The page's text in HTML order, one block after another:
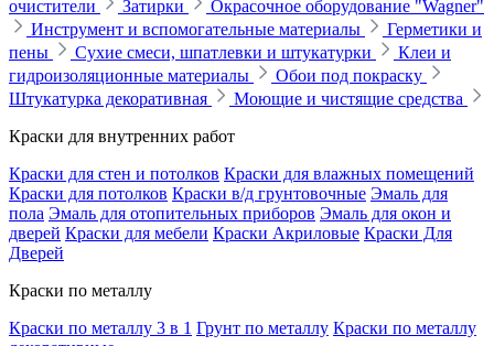
очистители
Затирки
Окрасочное оборудование "Wagner"
Инструмент и вспомогательные материалы
Герметики и
пены
Сухие смеси, шпатлевки и штукатурки
Клеи и
гидроизоляционные материалы
Обои под покраску
Штукатурка декоративная
Моющие и чистящие средства
Краски для внутренних работ
Краски для стен и потолков Краски для влажных помещений
Краски для потолков Краски в/д грунтовочные Эмаль для
пола Эмаль для отопительных приборов Эмаль для окон и
дверей Краски для мебели Краски Акриловые Краски Для
Дверей
Краски по металлу
Краски по металлу 3 в 1 Грунт по металлу Краски по металлу